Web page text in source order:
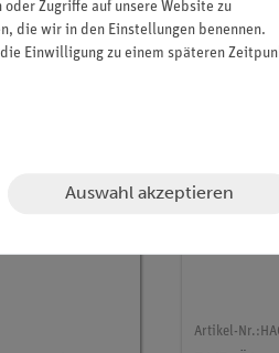
Artikel-Nr.:
Zugriffe auf unsere Website zu
die wir in den Einstellungen benennen.
Einwilligung zu einem späteren
Auswahl akzeptieren